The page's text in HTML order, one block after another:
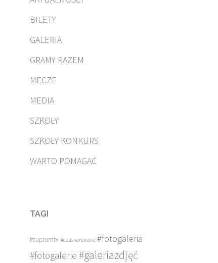
BILETY
GALERIA
GRAMY RAZEM
MECZE
MEDIA
SZKOŁY
SZKOŁY KONKURS
WARTO POMAGAĆ
TAGI
#cuprumtv #czasnarewanż #fotogaleria
#fotogalerie #galeriazdjęć